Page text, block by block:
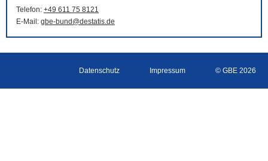
Telefon: +49 611 75 8121
E-Mail : gbe-bund@destatis.de
Datenschutz Impressum © GBE 2026